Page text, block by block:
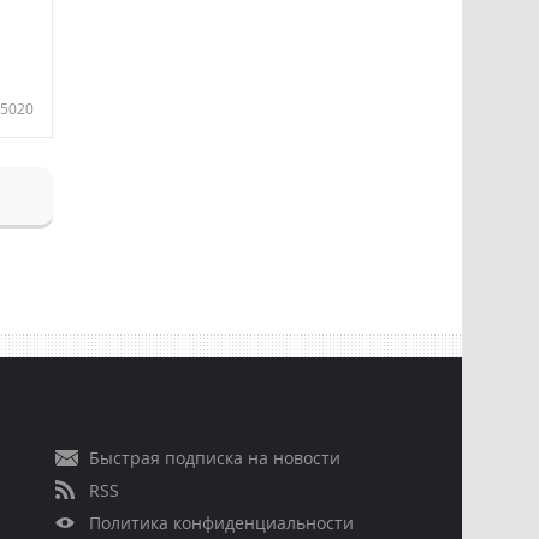
5020
Быстрая подписка на новости
RSS
Политика конфиденциальности